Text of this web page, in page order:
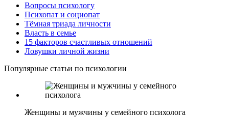
Вопросы психологу
Психопат и социопат
Тёмная триада личности
Власть в семье
15 факторов счастливых отношений
Ловушки личной жизни
Популярные статьи по психологии
Женщины и мужчины у семейного психолога